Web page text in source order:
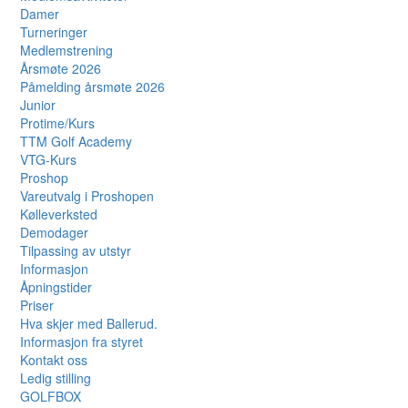
Damer
Turneringer
Medlemstrening
Årsmøte 2026
Påmelding årsmøte 2026
Junior
Protime/Kurs
TTM Golf Academy
VTG-Kurs
Proshop
Vareutvalg i Proshopen
Kølleverksted
Demodager
Tilpassing av utstyr
Informasjon
Åpningstider
Priser
Hva skjer med Ballerud.
Informasjon fra styret
Kontakt oss
Ledig stilling
GOLFBOX